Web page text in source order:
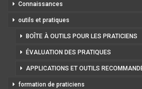
Connaissances
outils et pratiques
BOÎTE À OUTILS POUR LES PRATICIENS
ÉVALUATION DES PRATIQUES
APPLICATIONS ET OUTILS
formation de praticiens